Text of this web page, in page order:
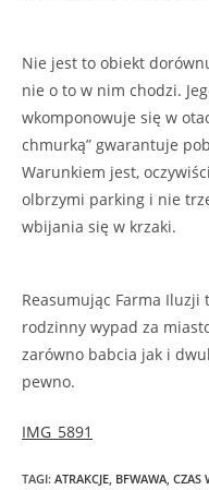
Nie jest to obiekt
nie o to w nim chodzi.
wkomponowuje się w
chmurką” gwarantuje
Warunkiem jest,
olbrzymi parking i nie
wbijania się w krzaki.
Reasumując Farma Iluzji
rodzinny wypad za
zarówno babcia jak i
pewno.
IMG_5891
TAGI: ATRAKCJE, BFWAWA, CZAS